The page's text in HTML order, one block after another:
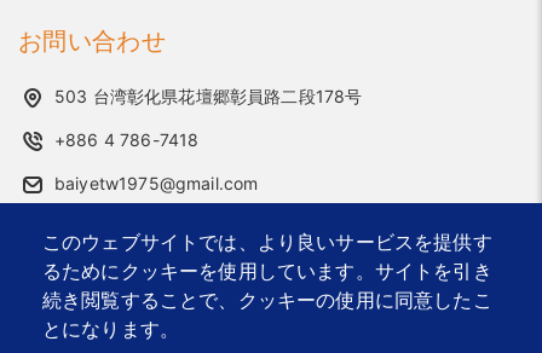
このウェブサイトでは、より良いサービスを提供す
るためにクッキーを使用しています。サイトを引き
続き閲覧することで、クッキーの使用に同意したこ
とになります。
お問い合わせ
503 台湾彰化県花壇郷彰員路二段178号
+886 4 786-7418
baiyetw1975@gmail.com
2026 © Bai Ye Industrial Co., Ltd.. Designed by首岳資訊
サイトマップ
オフィス家具用ハードウェア・サプライヤー